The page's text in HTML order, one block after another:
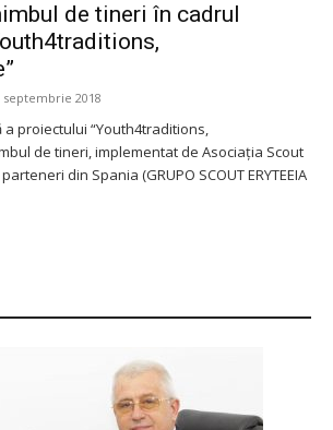
de tineri în cadrul
septembrie 2018
proiectului “Youth4traditions,
de tineri, implementat de Asociația Scout
din Spania (GRUPO SCOUT ERYTEEIA